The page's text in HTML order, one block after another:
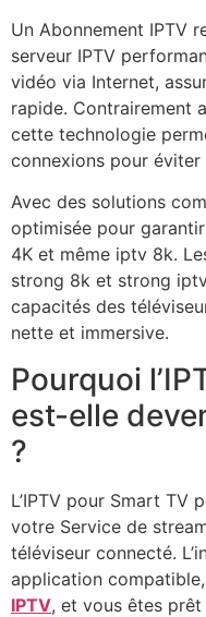
Un Abonnement IPTV
serveur IPTV
vidéo via Internet,
rapide. Contrairement
cette technologie
connexions pour éviter
Avec des solutions
optimisée pour
4K et même iptv 8k.
strong 8k et strong
capacités des
nette et immersive.
Pourquoi
est-elle
?
L’IPTV pour Smart TV
votre Service de
téléviseur connecté.
application
IPTV, et vous êtes